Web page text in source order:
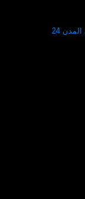
نقل سيارات 0551990615 سطحة نقل سيارات بين المدن 24